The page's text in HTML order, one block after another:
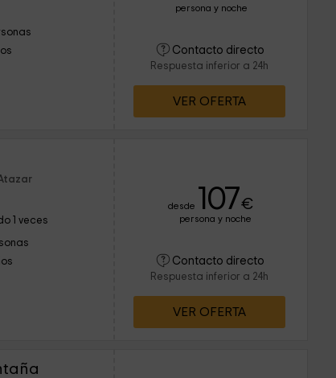
persona y noche
Contacto directo
Respuesta inferior a 24h
VER OFERTA
1 veces
desde 107€
persona y noche
Contacto directo
Respuesta inferior a 24h
VER OFERTA